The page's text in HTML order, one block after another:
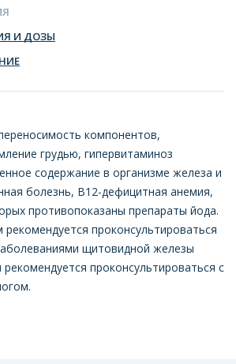
И ДОЗЫ
компонентов,
грудью, гипервитаминоз
содержание в организме железа и
болезнь, В12-дефицитная анемия,
противопоказаны препараты йода.
проконсультироваться
щитовидной железы
проконсультироваться с